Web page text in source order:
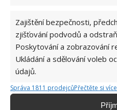
Zajištění bezpečnosti,
zjišťování podvodů a
Poskytování a zobrazování
Ukládání a sdělování voleb
údajů.
Správa 1811 prodejcůPřečtěte si
Jiří